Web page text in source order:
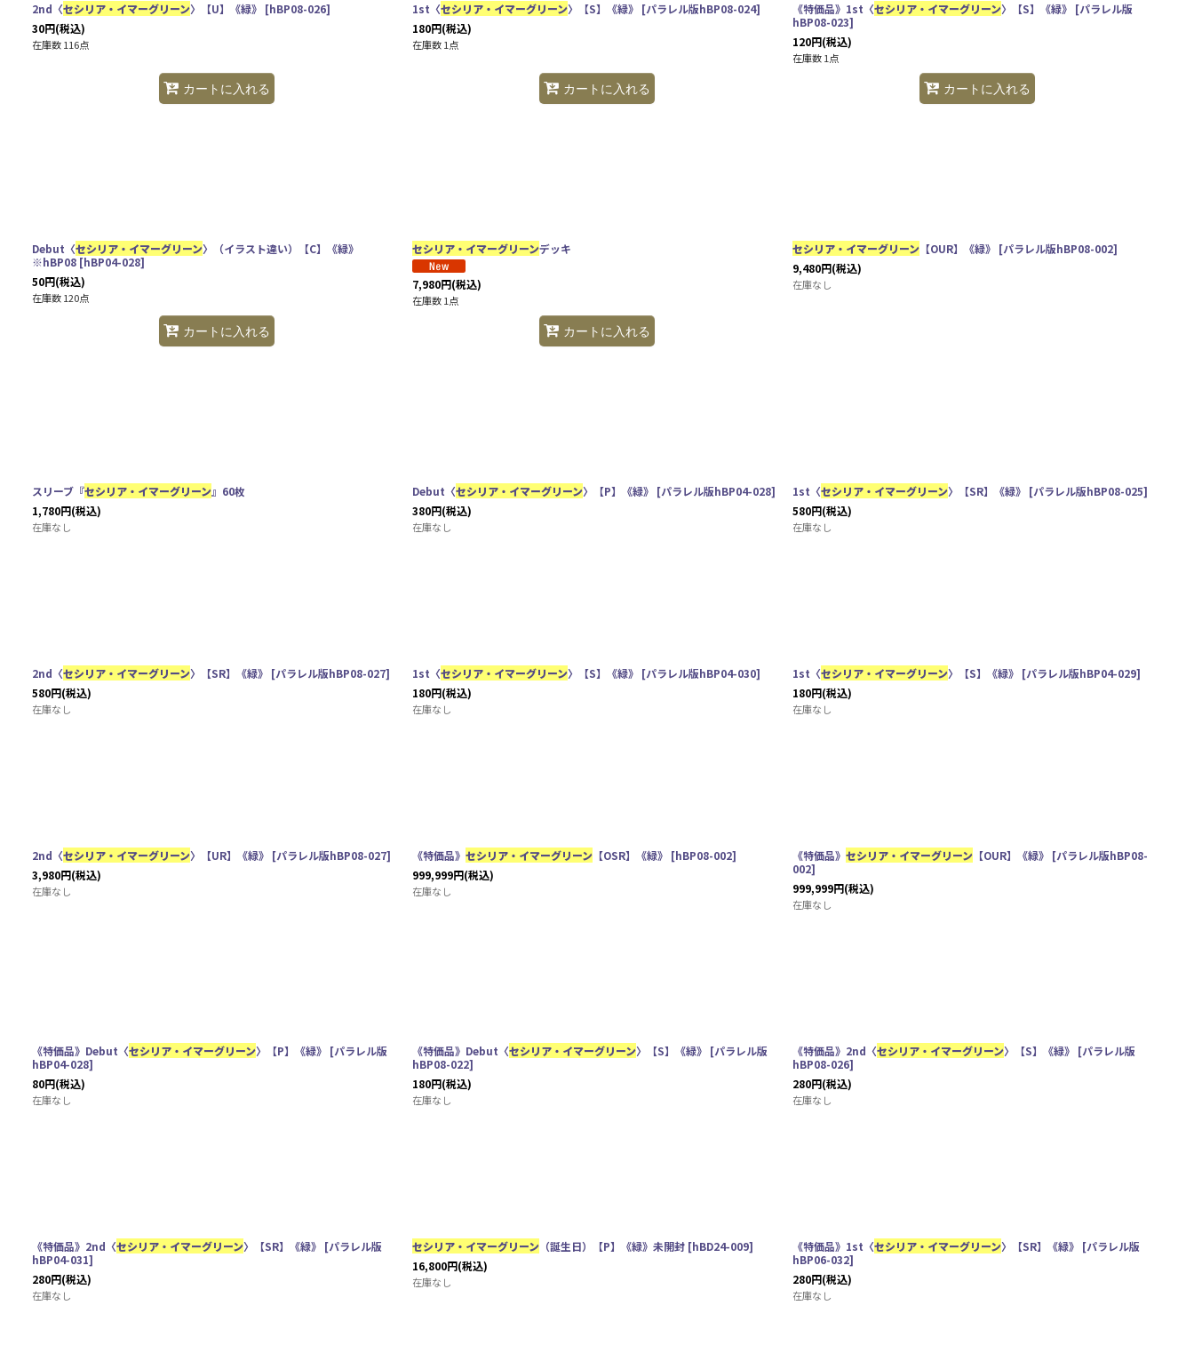
2nd〈セシリア・イマーグリーン〉【U】《緑》 [hBP08-026]
30円(税込)
在庫数 116点
カートに入れる
1st〈セシリア・イマーグリーン〉【S】《緑》 [パラレル版hBP08-024]
180円(税込)
在庫数 1点
カートに入れる
《特価品》1st〈セシリア・イマーグリーン〉【S】《緑》 [パラレル版
hBP08-023]
120円(税込)
在庫数 1点
カートに入れる
Debut〈セシリア・イマーグリーン〉（イラスト違い）【C】《緑》
※hBP08 [hBP04-028]
50円(税込)
在庫数 120点
カートに入れる
セシリア・イマーグリーンデッキ
7,980円(税込)
在庫数 1点
カートに入れる
セシリア・イマーグリーン【OUR】《緑》 [パラレル版hBP08-002]
9,480円(税込)
在庫なし
スリーブ『セシリア・イマーグリーン』60枚
1,780円(税込)
在庫なし
Debut〈セシリア・イマーグリーン〉【P】《緑》 [パラレル版hBP04-028]
380円(税込)
在庫なし
1st〈セシリア・イマーグリーン〉【SR】《緑》 [パラレル版hBP08-025]
580円(税込)
在庫なし
2nd〈セシリア・イマーグリーン〉【SR】《緑》 [パラレル版hBP08-027]
580円(税込)
在庫なし
1st〈セシリア・イマーグリーン〉【S】《緑》 [パラレル版hBP04-030]
180円(税込)
在庫なし
1st〈セシリア・イマーグリーン〉【S】《緑》 [パラレル版hBP04-029]
180円(税込)
在庫なし
2nd〈セシリア・イマーグリーン〉【UR】《緑》 [パラレル版hBP08-027]
3,980円(税込)
在庫なし
《特価品》 セシリア・イマーグリーン【OSR】《緑》 [hBP08-002]
999,999円(税込)
在庫なし
《特価品》 セシリア・イマーグリーン【OUR】《緑》 [パラレル版hBP08-
002]
999,999円(税込)
在庫なし
《特価品》Debut〈セシリア・イマーグリーン〉【P】《緑》 [パラレル版
hBP04-028]
80円(税込)
在庫なし
《特価品》Debut〈セシリア・イマーグリーン〉【S】《緑》 [パラレル版
hBP08-022]
180円(税込)
在庫なし
《特価品》2nd〈セシリア・イマーグリーン〉【S】《緑》 [パラレル版
hBP08-026]
280円(税込)
在庫なし
《特価品》2nd〈セシリア・イマーグリーン〉【SR】《緑》 [パラレル版
hBP04-031]
280円(税込)
在庫なし
セシリア・イマーグリーン（誕生日）【P】《緑》未開封 [hBD24-009]
16,800円(税込)
在庫なし
《特価品》1st〈セシリア・イマーグリーン〉【SR】《緑》 [パラレル版
hBP06-032]
280円(税込)
在庫なし